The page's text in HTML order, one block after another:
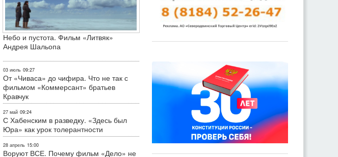
Небо и пустота. Фильм «Литвяк»
Андрея Шальопа
03 июль 09:27
От «Чиваса» до чифира. Что не так с
фильмом «Коммерсант» братьев
Кравчук
27 май 09:24
С Хабенским в разведку. «Здесь был
Юра» как урок толерантности
28 апрель 15:00
Воруют ВСЕ. Почему фильм «Дело» не